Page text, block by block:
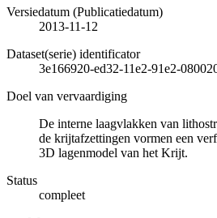
Versiedatum (Publicatiedatum)
2013-11-12
Dataset(serie) identificator
3e166920-ed32-11e2-91e2-
Doel van vervaardiging
De interne laagvlakken van
de krijtafzettingen vormen een
3D lagenmodel van het Krijt.
Status
compleet